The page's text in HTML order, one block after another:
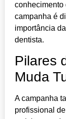
conhecimento
campanha é
importância
dentista.
Pilares
Muda
A campanha
profissional